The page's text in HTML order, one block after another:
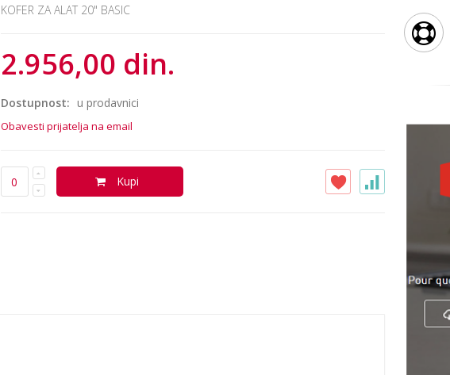
KOFER ZA ALAT 20" BASIC
2.956,00 din.
Dostupnost: u prodavnici
Obavesti prijatelja na email
Kupi